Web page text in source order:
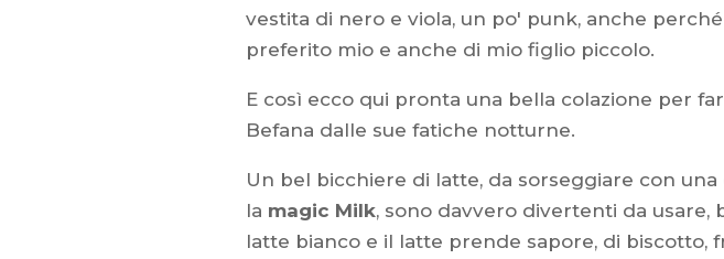
vestita di nero e viola, un po' punk, anche
preferito mio e anche di mio figlio piccolo.
E così ecco qui pronta una bella colazione per
Befana dalle sue fatiche notturne.
Un bel bicchiere di latte, da sorseggiare con una
la magic Milk, sono davvero divertenti da usare,
latte bianco e il latte prende sapore, di biscotto,